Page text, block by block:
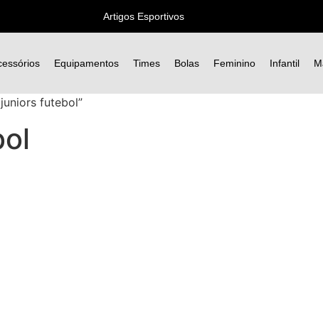
Artigos Esportivos
Equipamentos Times Bolas Feminino Infantil
futebol”